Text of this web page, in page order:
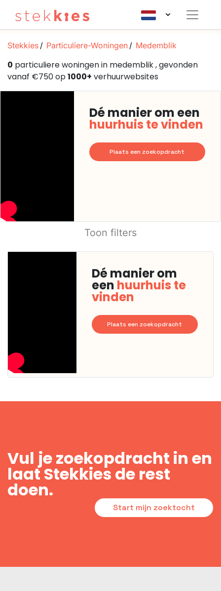
Stekkies Particuliere-Woningen Medemblik
0 particuliere woningen in medemblik , gevonden
vanaf €750 op1000+ verhuurwebsites
Dé manier om een
huurhuis te vinden
Plaats een zoekopdracht
Toon filters
Dé manier om
een huurhuis te
vinden
Plaats een zoekopdracht
Vul je zoekopdracht in en
laat Stekkies de rest
doen.
Start mijn zoektocht